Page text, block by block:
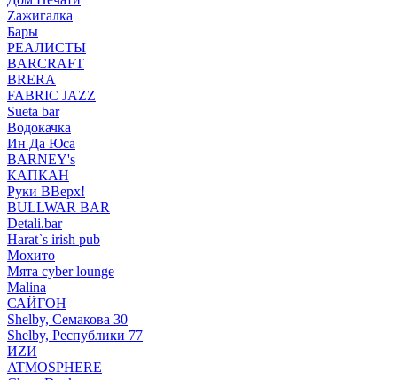
Zажигалка
Бары
РЕАЛИСТЫ
BARCRAFT
BRERA
FABRIC JAZZ
Sueta bar
Водокачка
Ин Да Юса
BARNEY's
КАПКАН
Руки ВВерх!
BULLWAR BAR
Detali.bar
Harat`s irish pub
Мохито
Мята cyber lounge
Malina
САЙГОН
Shelby, Семакова 30
Shelby, Республики 77
ИZИ
ATMOSPHERE